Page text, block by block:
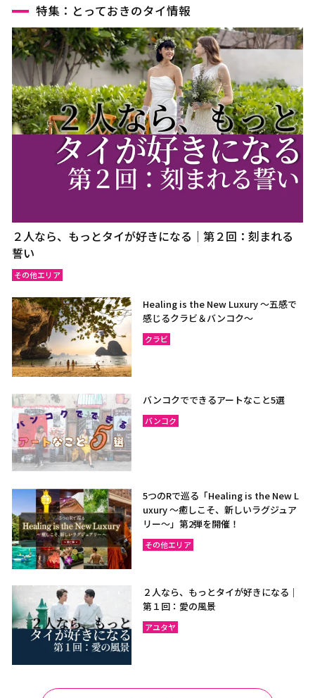
特集：とっておきのタイ情報
２人なら、もっとタイが好きになる｜第２回：刻まれる
誓い
その他エリア
Healing is the New Luxury ～五感で
感じるクラビ＆バンコク～
クラビ
バンコクでできるアートなこと5選
バンコク
5つのRで巡る「Healing is the New L
uxury ～癒しこそ、新しいラグジュア
リー〜」第2弾を開催！
その他エリア
２人なら、もっとタイが好きになる｜
第１回：愛の風景
アユタヤ